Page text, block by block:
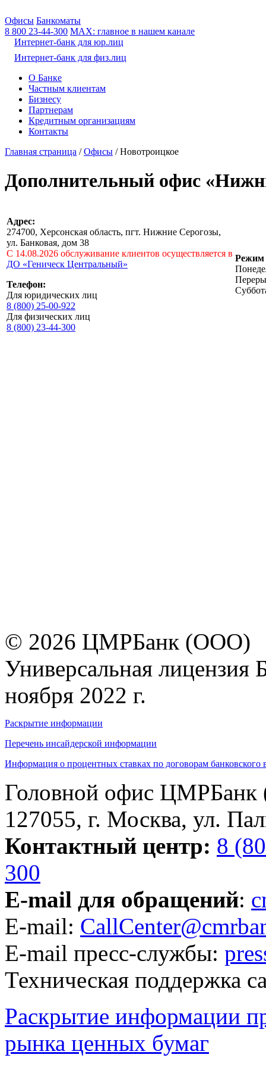
Офисы Банкоматы
8 800 23-44-300 МАХ: главное в нашем канале
Интернет-банк для юр.лиц
Интернет-банк для физ.лиц
О Банке
Частным клиентам
Бизнесу
Партнерам
Кредитным организациям
Контакты
Главная страница /Офисы /Новотроицкое
Дополнительный офис
Адрес:
274700, Херсонская область, пгт. Нижние Серогозы,
ул. Банковая, дом 38
С 14.08.2026 обслуживание клиентов осуществляется в
ДО «Геническ Центральный»
Телефон:
Для юридических лиц
8 (800) 25-00-922
Для физических лиц
8 (800) 23-44-300
Режим
© 2026 ЦМРБанк (ООО)
Универсальная
ноября 2022 г.
Раскрытие информации
Перечень инсайдерской информации
Информация о процентных ставках по договорам банковского
Головной офис
127055, г. Москва, ул.
Контактный центр: 8
300
E-mail для обращений:
E-mail:
E-mail пресс-службы:
Техническая поддержка
Раскрытие информации
рынка ценных бумаг